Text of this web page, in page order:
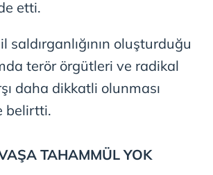
etti.
saldırganlığının oluşturduğu
terör örgütleri ve radikal
daha dikkatli olunması
belirtti.
TAHAMMÜL YOK